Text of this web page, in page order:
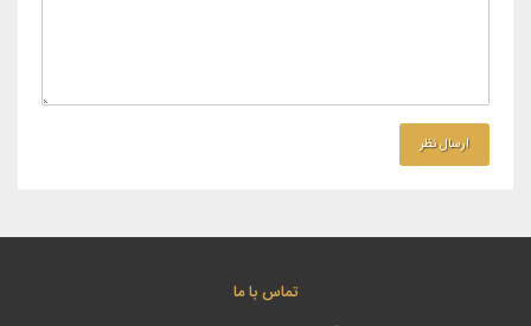
تماس با ما